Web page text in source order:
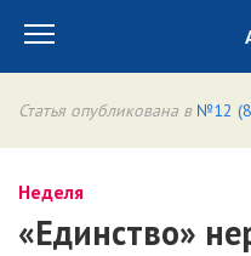
Статья опубликована в №12
Неделя
«Единство»